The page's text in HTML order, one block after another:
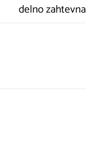
delno zahtevna